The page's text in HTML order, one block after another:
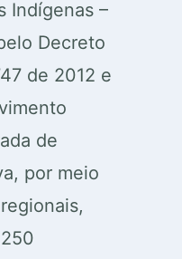
Indígenas –
Decreto
de 2012 e
de
por meio